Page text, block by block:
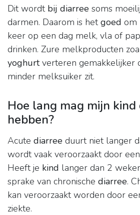
Dit wordt bij diarree soms
darmen. Daarom is hetgoed om
keer op een dag melk, vla of
drinken. Zure melkproducten
yoghurtverteren gemakkelijker
minder melksuiker zit.
Hoe lang mag mijn kind
hebben?
Acute diarree duurt niet langer
wordt vaak veroorzaakt door
Heeft je kind langer dan 2
sprake van chronische diarree.
kan veroorzaakt worden door
ziekte.